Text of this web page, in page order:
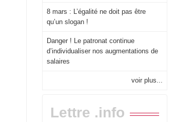
8 mars : L’égalité ne doit pas être
qu’un slogan !
Danger ! Le patronat continue
d’individualiser nos augmentations de
salaires
voir plus...
Lettre .info